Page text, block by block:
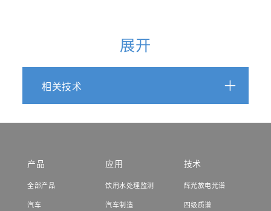
展开
相关技术
产品
全部产品
汽车
应用
饮用水处理监测
汽车制造
技术
辉光放电光谱
四级质谱